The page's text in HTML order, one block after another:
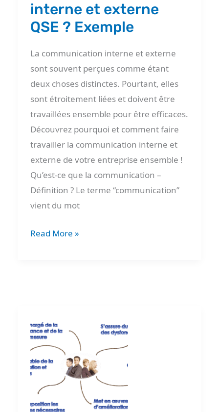
interne et externe
QSE ? Exemple
La communication interne et externe
sont souvent perçues comme étant
deux choses distinctes. Pourtant, elles
sont étroitement liées et doivent être
travaillées ensemble pour être efficaces.
Découvrez pourquoi et comment faire
travailler la communication interne et
externe de votre entreprise ensemble !
Qu’est-ce que la communication –
Définition ? Le terme “communication”
vient du mot
Read More »
Revue
de
processus
:
définition,
mise